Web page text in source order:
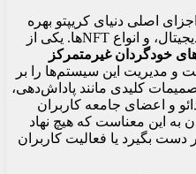
اصلی دنیای کریپتو بهره
می‌برند، از جمله توکن‌ها، ارزهای دیجیتال، و انواع NFTها. یکی از
خودگردان غیرمتمرکز
و مدیریت این سیستم‌ها را بر
کلیدی مانند پاداش‌دهی،
و اعضای جامعه کاربران
به این معناست که هیچ نهاد
دست بگیرد یا فعالیت کاربران